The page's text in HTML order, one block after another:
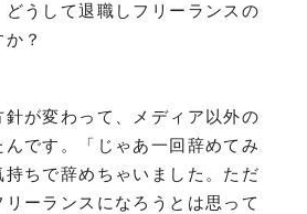
どうして退職しフリーランスの
？
が変わって、メディア以外の
です。「じゃあ一回辞めてみ
持ちで辞めちゃいました。ただ
ーランスになろうとは思って